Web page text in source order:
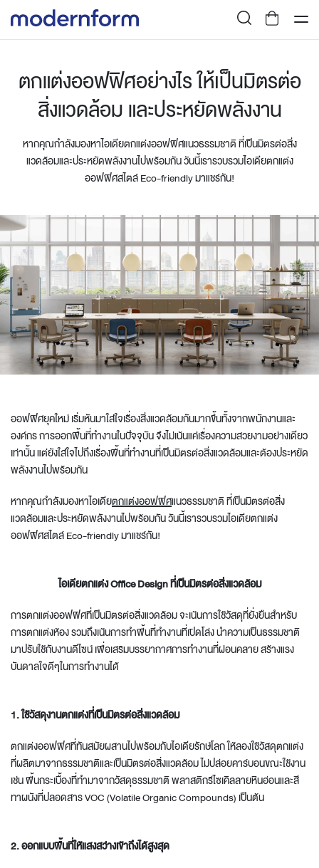
ตกแต่งออฟฟิศอย่างไร ให้เป็นมิตรต่อ
สิ่งแวดล้อม และประหยัดพลังงาน
หากคุณกำลังมองหาไอเดียตกแต่งออฟฟิศแนวธรรมชาติ ที่เป็นมิตรต่อสิ่ง
แวดล้อมและประหยัดพลังงานไปพร้อมกัน วันนี้เรารวบรวมไอเดียตกแต่ง
ออฟฟิศสไตล์ Eco-friendly มาแชร์กัน!
ออฟฟิศยุคใหม่ เริ่มหันมาใส่ใจเรื่องสิ่งแวดล้อมกันมากขึ้นทั้งจากพนักงานและ
องค์กร การออกพื้นที่ทำงานในปัจจุบัน จึงไม่เน้นแค่เรื่องความสวยงามอย่างเดียว
เท่านั้น แต่ยังใส่ใจไปถึงเรื่องพื้นที่ทำงานที่เป็นมิตรต่อสิ่งแวดล้อมและต้องประหยัด
พลังงานไปพร้อมกัน
หากคุณกำลังมองหาไอเดียตกแต่งออฟฟิศแนวธรรมชาติ ที่เป็นมิตรต่อสิ่ง
แวดล้อมและประหยัดพลังงานไปพร้อมกัน วันนี้เรารวบรวมไอเดียตกแต่ง
ออฟฟิศสไตล์ Eco-friendly มาแชร์กัน!
ไอเดียตกแต่งOffice Designที่เป็นมิตรต่อสิ่งแวดล้อม
การตกแต่งออฟฟิศที่เป็นมิตรต่อสิ่งแวดล้อม จะเน้นการใช้วัสดุที่ยั่งยืนสำหรับ
การตกแต่งห้อง รวมถึงเน้นการทำพื้นที่ทำงานที่เปิดโล่ง นำความเป็นธรรมชาติ
มาปรับใช้กับงานดีไซน์ เพื่อเสริมบรรยากาศการทำงานที่ผ่อนคลาย สร้างแรง
บันดาลใจดีๆในการทำงานได้
1. ใช้วัสดุงานตกแต่งที่เป็นมิตรต่อสิ่งแวดล้อม
ตกแต่งออฟฟิศที่ทันสมัยผสานไปพร้อมกับไอเดียรักษ์โลก ให้ลองใช้วัสดุตกแต่ง
ที่ผลิตมาจากธรรมชาติและเป็นมิตรต่อสิ่งแวดล้อม ไม่ปล่อยคาร์บอนขณะใช้งาน
เช่น พื้นกระเบื้องที่ทำมาจากวัสดุธรรมชาติ พลาสติกรีไซเคิลลายหินอ่อนและสี
ทาผนังที่ปลอดสาร VOC (Volatile Organic Compounds) เป็นต้น
2. ออกแบบพื้นที่ให้แสงสว่างเข้าถึงได้สูงสุด